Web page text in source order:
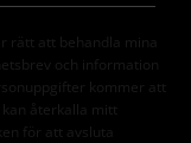
rätt att behandla mina
och information
kommer att
kan återkalla mitt
för att avsluta